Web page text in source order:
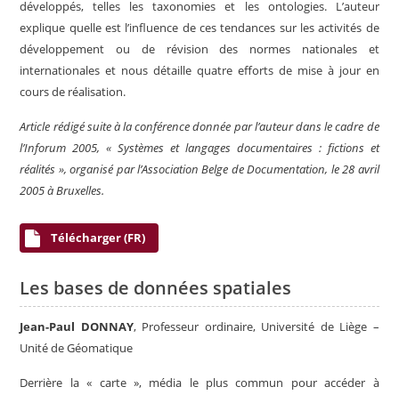
développés, telles les taxonomies et les ontologies. L’auteur
explique quelle est l’influence de ces tendances sur les activités de
développement ou de révision des normes nationales et
internationales et nous détaille quatre efforts de mise à jour en
cours de réalisation.
Article rédigé suite à la conférence donnée par l’auteur dans le cadre de
l’Inforum 2005, « Systèmes et langages documentaires : fictions et
réalités », organisé par l’Association Belge de Documentation, le 28 avril
2005 à Bruxelles.
Télécharger (FR)
Les bases de données spatiales
Jean-Paul DONNAY, Professeur ordinaire, Université de Liège –
Unité de Géomatique
Derrière la « carte », média le plus commun pour accéder à